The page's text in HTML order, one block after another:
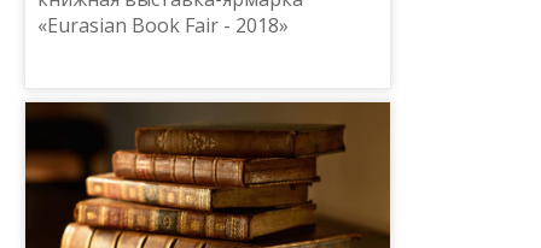
«Eurasian Book Fair - 2018»
организации, культурные и
образовательны...